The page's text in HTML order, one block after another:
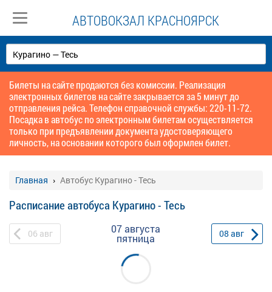
АВТОВОКЗАЛ КРАСНОЯРСК
Билеты на сайте продаются без комиссии. Реализация
электронных билетов на сайте закрывается за 5 минут до
отправления рейса. Телефон справочной службы: 220-11-72.
Посадка в автобус по электронным билетам осуществляется
только при предъявлении документа удостоверяющего
личность, на основании которого был оформлен билет.
Главная Автобус Курагино - Тесь
Расписание автобуса Курагино - Тесь
06 авг 07 августа
пятница 08 авг